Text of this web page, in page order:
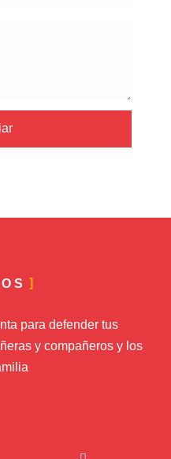
para defender tus
y compañeros y los